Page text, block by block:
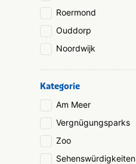
Roermond
Ouddorp
Noordwijk
Kategorie
Am Meer
Vergnügungsparks
Zoo
Sehenswürdigkeiten